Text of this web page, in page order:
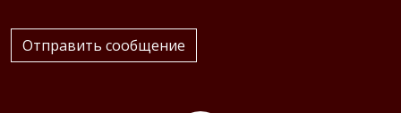
Отправить сообщение